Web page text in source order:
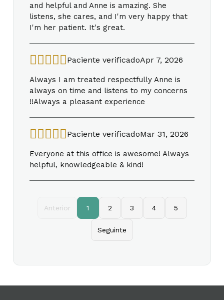
and helpful and Anne is amazing. She
listens, she cares, and I'm very happy that
I'm her patient. It's great.
Paciente verificadoApr 7, 2026
Always I am treated respectfully Anne is
always on time and listens to my concerns
!!Always a pleasant experience
Paciente verificadoMar 31, 2026
Everyone at this office is awesome! Always
helpful, knowledgeable & kind!
Anterior 1 2 3 4 5
Seguinte